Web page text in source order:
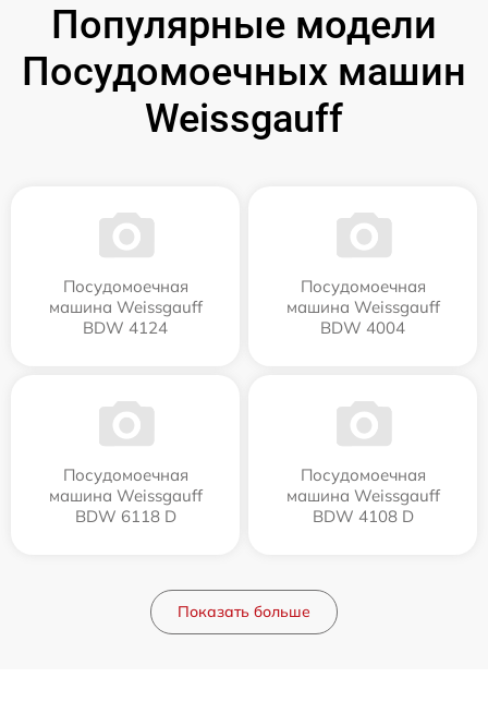
Популярные модели
Посудомоечных машин
Weissgauff
Посудомоечная
машина Weissgauff
BDW 4124
Посудомоечная
машина Weissgauff
BDW 4004
Посудомоечная
машина Weissgauff
BDW 6118 D
Посудомоечная
машина Weissgauff
BDW 4108 D
Показать больше